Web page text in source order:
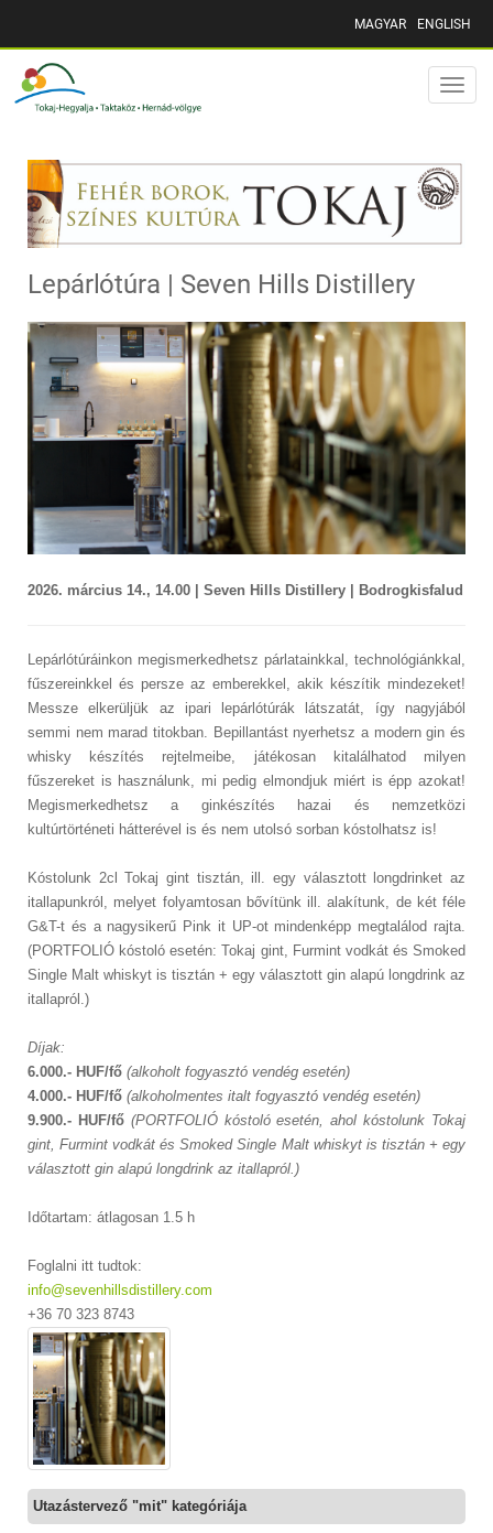
MAGYAR ENGLISH
Toggle
Lepárlótúra | Seven Hills Distillery
2026. március 14., 14.00 | Seven Hills Distillery | Bodrogkisfalud
Lepárlótúráinkon megismerkedhetsz párlatainkkal, technológiánkkal,
fűszereinkkel és persze az emberekkel, akik készítik mindezeket!
Messze elkerüljük az ipari lepárlótúrák látszatát, így nagyjából
semmi nem marad titokban. Bepillantást nyerhetsz a modern gin és
whisky készítés rejtelmeibe, játékosan kitalálhatod milyen
fűszereket is használunk, mi pedig elmondjuk miért is épp azokat!
Megismerkedhetsz a ginkészítés hazai és nemzetközi
kultúrtörténeti hátterével is és nem utolsó sorban kóstolhatsz is!
Kóstolunk 2cl Tokaj gint tisztán, ill. egy választott longdrinket az
itallapunkról, melyet folyamtosan bővítünk ill. alakítunk, de két féle
G&T-t és a nagysikerű Pink it UP-ot mindenképp megtalálod rajta.
(PORTFOLIÓ kóstoló esetén: Tokaj gint, Furmint vodkát és Smoked
Single Malt whiskyt is tisztán + egy választott gin alapú longdrink az
itallapról.)
Díjak:
6.000.- HUF/fő (alkoholt fogyasztó vendég esetén)
4.000.- HUF/fő (alkoholmentes italt fogyasztó vendég esetén)
9.900.- HUF/fő (PORTFOLIÓ kóstoló esetén, ahol kóstolunk Tokaj
gint, Furmint vodkát és Smoked Single Malt whiskyt is tisztán + egy
választott gin alapú longdrink az itallapról.)
Időtartam: átlagosan 1.5 h
Foglalni itt tudtok:
info@sevenhillsdistillery.com
+36 70 323 8743
Utazástervező "mit" kategóriája